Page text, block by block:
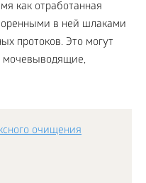
как отработанная
в ней шлаками
протоков. Это могут
очищения